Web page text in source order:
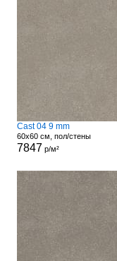
Cast 04 9 mm
60x60 см, пол/стены
7847 р/м²